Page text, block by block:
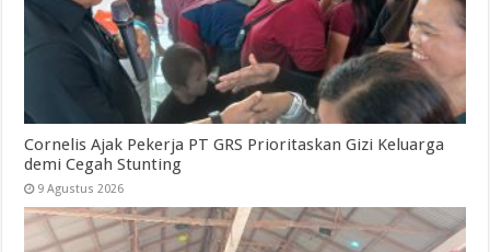
Cornelis Ajak Pekerja PT GRS Prioritaskan Gizi Keluarga
demi Cegah Stunting
9 Agustus 2026